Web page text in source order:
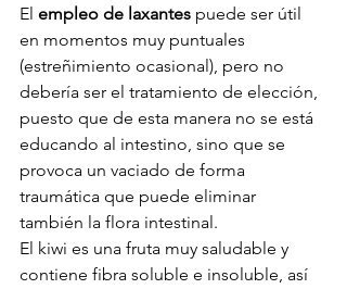
El empleo de laxantes puede ser útil
en momentos muy puntuales
(estreñimiento ocasional), pero no
debería ser el tratamiento de elección,
puesto que de esta manera no se está
educando al intestino, sino que se
provoca un vaciado de forma
traumática que puede eliminar
también la flora intestinal.
El kiwi es una fruta muy saludable y
contiene fibra soluble e insoluble, así